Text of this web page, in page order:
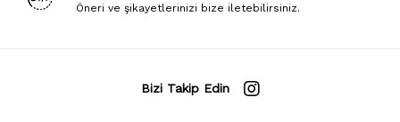
Öneri ve şikayetlerinizi bize iletebilirsiniz.
Bizi Takip Edin